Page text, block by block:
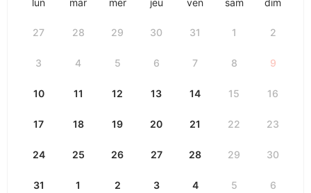
lun mar mer jeu ven sam dim
27 28 29 30 31 1 2
3 4 5 6 7 8 9
10 11 12 13 14 15 16
17 18 19 20 21 22 23
24 25 26 27 28 29 30
31 1 2 3 4 5 6